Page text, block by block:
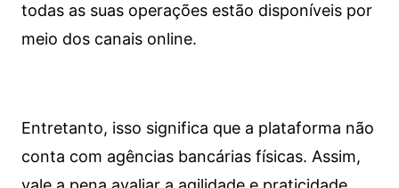
todas as suas operações estão disponíveis por
meio dos canais online.
Entretanto, isso significa que a plataforma não
conta com agências bancárias físicas. Assim,